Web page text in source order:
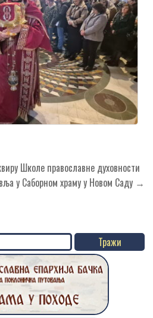
Школе православне духовности
у Саборном храму у Новом Саду →